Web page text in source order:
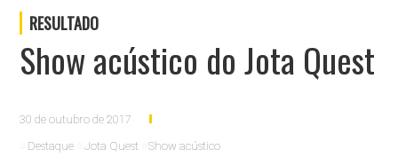
RESULTADO
Show acústico do Jota Quest
30 de outubro de 2017
Destaque
Jota Quest Show acústico